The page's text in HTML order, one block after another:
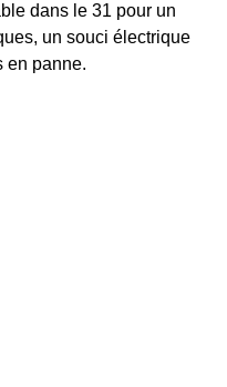
dans le 31 pour un
un souci électrique
en panne.